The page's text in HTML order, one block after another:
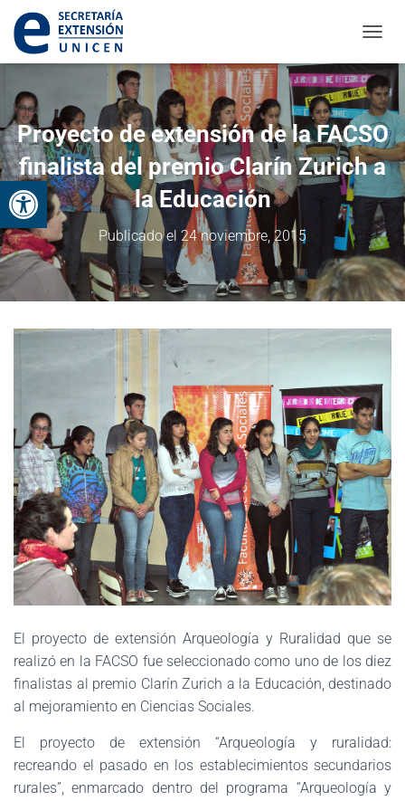
Abrir barra de herramientas
Proyecto de extensión de la FACSO
finalista del premio Clarín Zurich a
la Educación
Publicado el 24 noviembre, 2015
El proyecto de extensión Arqueología y Ruralidad que se
realizó en la FACSO fue seleccionado como uno de los diez
finalistas al premio Clarín Zurich a la Educación, destinado
al mejoramiento en Ciencias Sociales.
El proyecto de extensión “Arqueología y ruralidad:
recreando el pasado en los establecimientos secundarios
rurales”, enmarcado dentro del programa “Arqueología y